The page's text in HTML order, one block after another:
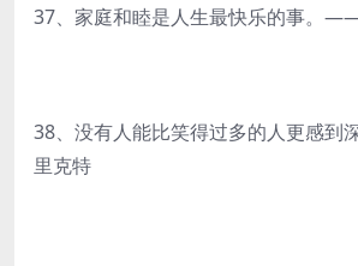
37、家庭和睦是人生最快乐的事。
38、没有人能比笑得过多的人更感
里克特